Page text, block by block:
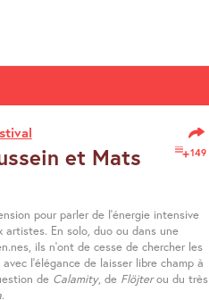
149
et Mats
pour parler de l’énergie intensive
artistes. En solo, duo ou dans une
ils n’ont de cesse de chercher les
l’élégance de laisser libre champ à
de Calamity, de Flöjterou du très
.